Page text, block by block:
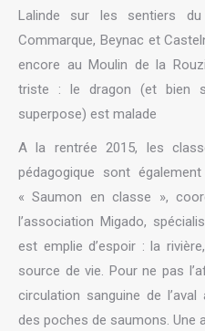
Lalinde sur les sentiers
Commarque, Beynac et
encore au Moulin de la
triste : le dragon (et bien
superpose) est malade
A la rentrée 2015, les
pédagogique sont
« Saumon en classe »,
l’association Migado,
est emplie d’espoir : la
source de vie. Pour ne pas
circulation sanguine de
des poches de saumons. Une